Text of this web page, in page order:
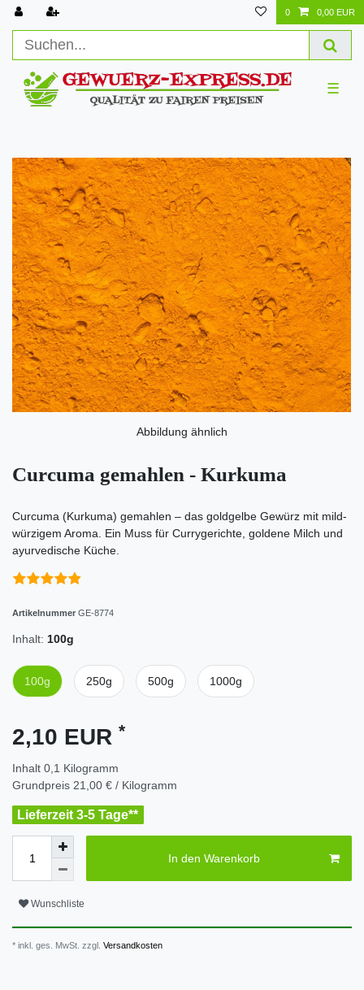
0 0,00 EUR
☰
Abbildung ähnlich
Curcuma gemahlen - Kurkuma
Curcuma (Kurkuma) gemahlen – das goldgelbe Gewürz mit mild-
würzigem Aroma. Ein Muss für Currygerichte, goldene Milch und
ayurvedische Küche.
Artikelnummer GE-8774
Inhalt: 100g
100g 250g 500g 1000g
2,10 EUR *
Inhalt 0,1 Kilogramm
Grundpreis 21,00 € / Kilogramm
Lieferzeit 3-5 Tage**
In den Warenkorb
Wunschliste
* inkl. ges. MwSt. zzgl. Versandkosten